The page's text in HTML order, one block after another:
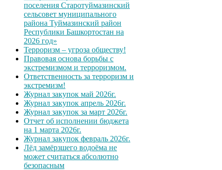
поселения Старотуймазинский
сельсовет муниципального
района Туймазинский район
Республики Башкортостан на
2026 год»
Терроризм – угроза обществу!
Правовая основа борьбы с
экстремизмом и терроризмом.
Ответственность за терроризм и
экстремизм!
Журнал закупок май 2026г.
Журнал закупок апрель 2026г.
Журнал закупок за март 2026г.
Отчет об исполнении бюджета
на 1 марта 2026г.
Журнал закупок февраль 2026г.
Лёд замёрзшего водоёма не
может считаться абсолютно
безопасным